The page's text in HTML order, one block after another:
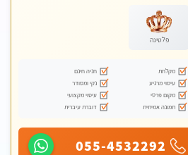
פלטינה
מקלחת
חניה חינם
עיסוי מרגיע
נקי ומסודר
מקום פרטי
עיסוי מקצועי
תמונה אמיתית
דוברת עיברית
055-4532292